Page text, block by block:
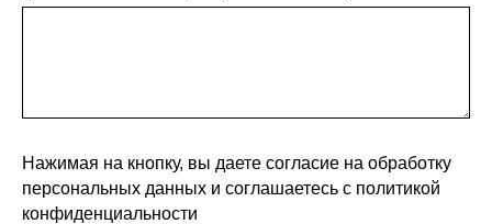
Нажимая на кнопку, вы даете согласие на обработку
персональных данных и соглашаетесь c политикой
конфиденциальности